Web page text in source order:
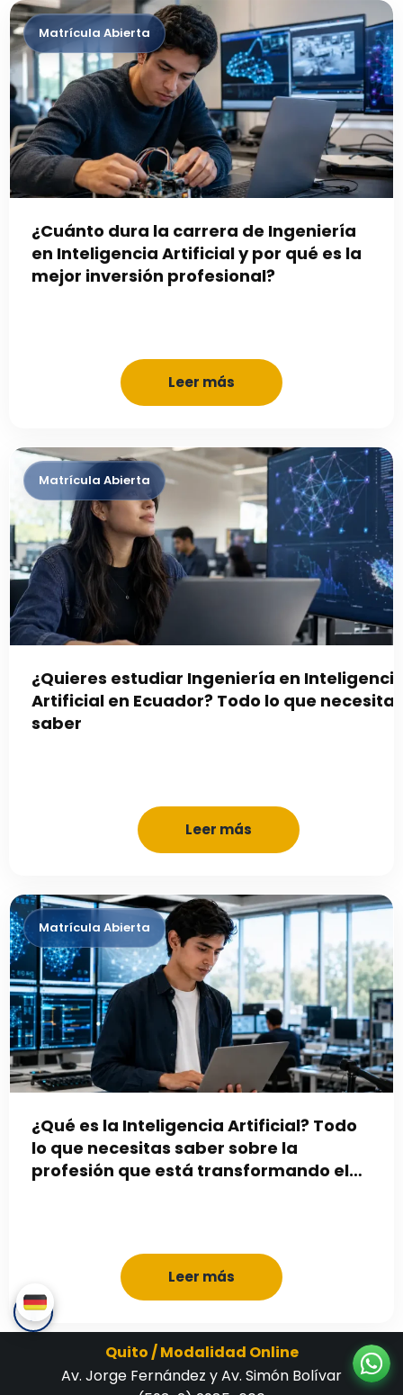
¿Cuánto dura la carrera de Ingeniería
en Inteligencia Artificial y por qué es la
mejor inversión profesional?
Leer más
¿Quieres estudiar Ingeniería en
Artificial en Ecuador? Todo lo que necesitas
saber
Leer más
¿Qué es la Inteligencia Artificial? Todo
lo que necesitas saber sobre la
profesión que está transformando el
Leer más
Quito / Modalidad Online
Av. Jorge Fernández y Av. Simón Bolívar